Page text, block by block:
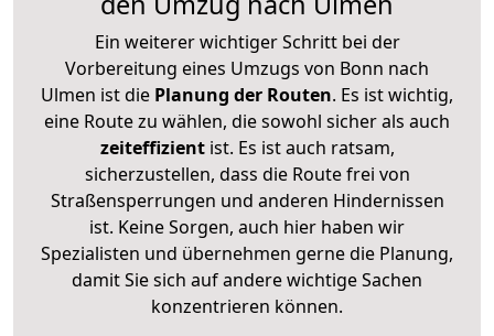
Ein weiterer wichtiger Schritt bei der
Vorbereitung eines Umzugs von Bonn nach
Ulmen ist die Planung der Routen. Es ist wichtig,
eine Route zu wählen, die sowohl sicher als auch
zeiteffizientist. Es ist auch ratsam,
sicherzustellen, dass die Route frei von
Straßensperrungen und anderen Hindernissen
ist. Keine Sorgen, auch hier haben wir
Spezialisten und übernehmen gerne die Planung,
damit Sie sich auf andere wichtige Sachen
konzentrieren können.